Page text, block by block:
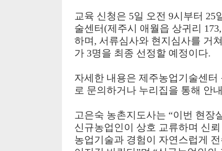
교육 신청은 5일 오전 9시부터 25
술센터 (제주시 애월읍 상귀리
하며 , 서류심사와 현지심사를 거
가 3명을 최종 선정할 예정이다.
자세한 내용은 제주농업기술센터
로 문의하거나 누리집을 통해 안
고은숙 농촌지도사는 “이번 현장
신규농업인이 상호 교류하며 신
농업기술과 경험이 자연스럽게